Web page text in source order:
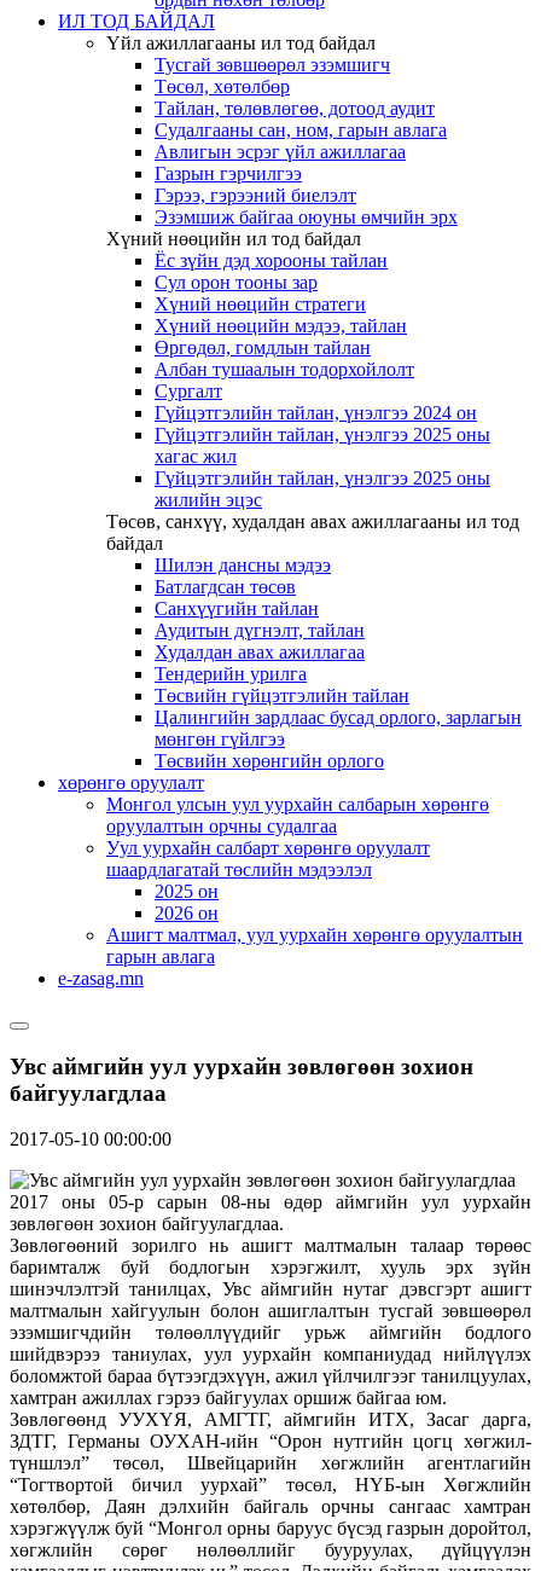
ИЛ ТОД БАЙДАЛ
Үйл ажиллагааны ил тод байдал
Тусгай зөвшөөрөл эзэмшигч
Төсөл, хөтөлбөр
Тайлан, төлөвлөгөө, дотоод аудит
Судалгааны сан, ном, гарын авлага
Авлигын эсрэг үйл ажиллагаа
Газрын гэрчилгээ
Гэрээ, гэрээний биелэлт
Эзэмшиж байгаа оюуны өмчийн эрх
Хүний нөөцийн ил тод байдал
Ёс зүйн дэд хорооны тайлан
Сул орон тооны зар
Хүний нөөцийн стратеги
Хүний нөөцийн мэдээ, тайлан
Өргөдөл, гомдлын тайлан
Албан тушаалын тодорхойлолт
Сургалт
Гүйцэтгэлийн тайлан, үнэлгээ 2024 он
Гүйцэтгэлийн тайлан, үнэлгээ 2025 оны
хагас жил
Гүйцэтгэлийн тайлан, үнэлгээ 2025 оны
жилийн эцэс
Төсөв, санхүү, худалдан авах ажиллагааны ил тод
байдал
Шилэн дансны мэдээ
Батлагдсан төсөв
Санхүүгийн тайлан
Аудитын дүгнэлт, тайлан
Худалдан авах ажиллагаа
Тендерийн урилга
Төсвийн гүйцэтгэлийн тайлан
Цалингийн зардлаас бусад орлого, зарлагын
мөнгөн гүйлгээ
Төсвийн хөрөнгийн орлого
хөрөнгө оруулалт
Монгол улсын уул уурхайн салбарын хөрөнгө
оруулалтын орчны судалгаа
Уул уурхайн салбарт хөрөнгө оруулалт
шаардлагатай төслийн мэдээлэл
2025 он
2026 он
Ашигт малтмал, уул уурхайн хөрөнгө оруулалтын
гарын авлага
e-zasag.mn
Увс аймгийн уул уурхайн зөвлөгөөн зохион
байгуулагдлаа
2017-05-10 00:00:00
2017 оны 05-р сарын 08-ны өдөр аймгийн уул уурхайн
зөвлөгөөн зохион байгуулагдлаа.
Зөвлөгөөний зорилго нь ашигт малтмалын талаар төрөөс
баримталж буй бодлогын хэрэгжилт, хууль эрх зүйн
шинэчлэлтэй танилцах, Увс аймгийн нутаг дэвсгэрт ашигт
малтмалын хайгуулын болон ашиглалтын тусгай зөвшөөрөл
эзэмшигчдийн төлөөллүүдийг урьж аймгийн бодлого
шийдвэрээ таниулах, уул уурхайн компаниудад нийлүүлэх
боломжтой бараа бүтээгдэхүүн, ажил үйлчилгээг танилцуулах,
хамтран ажиллах гэрээ байгуулах оршиж байгаа юм.
Зөвлөгөөнд УУХҮЯ, АМГТГ, аймгийн ИТХ, Засаг дарга,
ЗДТГ, Германы ОУХАН-ийн “Орон нутгийн цогц хөгжил-
түншлэл” төсөл, Швейцарийн хөгжлийн агентлагийн
“Тогтвортой бичил уурхай” төсөл, НҮБ-ын Хөгжлийн
хөтөлбөр, Даян дэлхийн байгаль орчны сангаас хамтран
хэрэгжүүлж буй “Монгол орны баруус бүсэд газрын доройтол,
хөгжлийн сөрөг нөлөөллийг бууруулах, дүйцүүлэн